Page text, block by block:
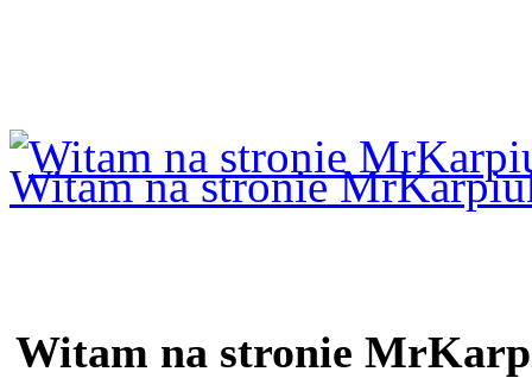
Witam na stronie
Witam na stronie